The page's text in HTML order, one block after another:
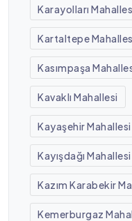
Karayolları
Kartaltepe
Kasımpaşa
Kavaklı Mahallesi
Kayaşehir Mahallesi
Kayışdağı Mahallesi
Kazım Karabekir
Kemerburgaz